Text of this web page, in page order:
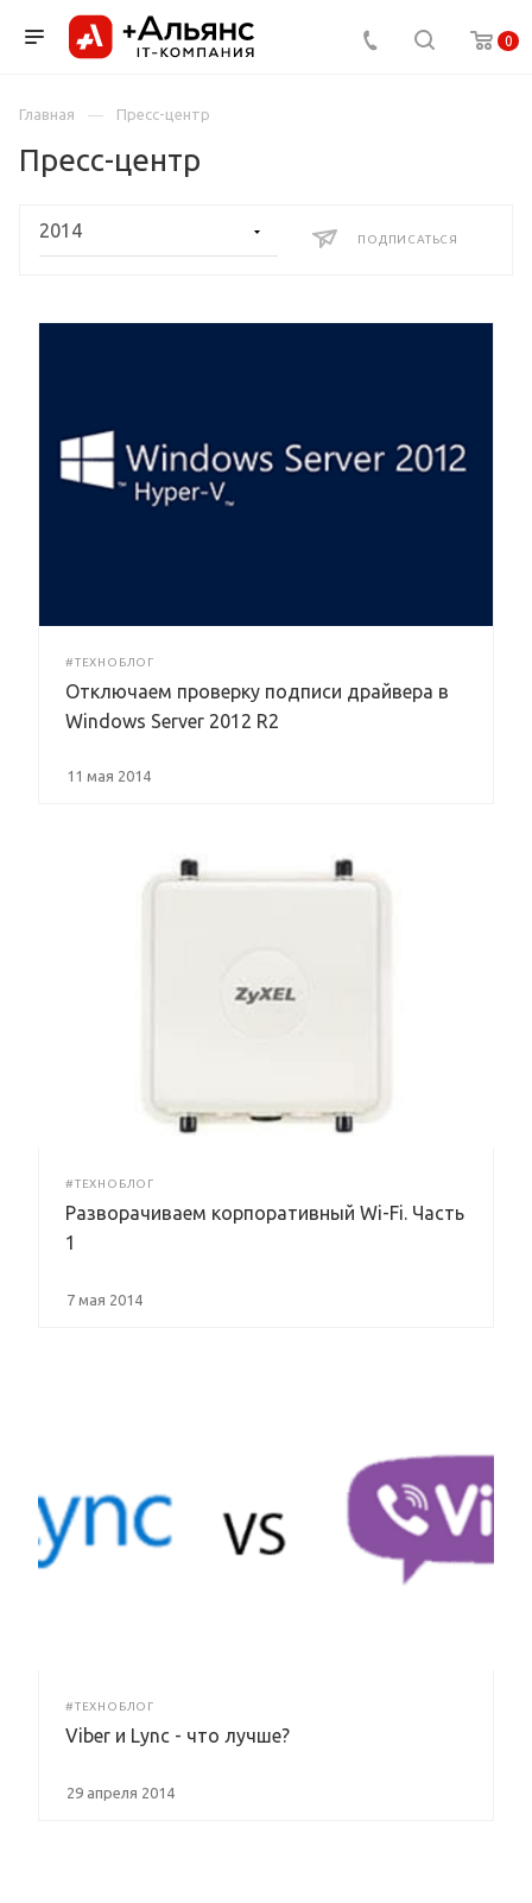
0
Главная Пресс-центр
Пресс-центр
ПОДПИСАТЬСЯ
#ТЕХНОБЛОГ
Отключаем проверку подписи драйвера в
Windows Server 2012 R2
11 мая 2014
#ТЕХНОБЛОГ
Разворачиваем корпоративный Wi-Fi. Часть
1
7 мая 2014
#ТЕХНОБЛОГ
Viber и Lync - что лучше?
29 апреля 2014